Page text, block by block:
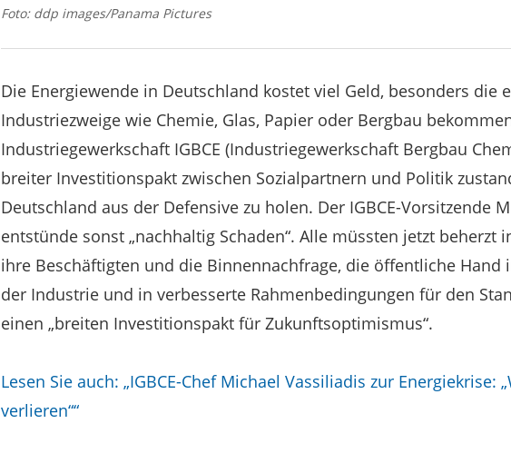
Foto: ddp images/Panama Pictures
Die Energiewende in Deutschland kostet viel Geld, besonders die
Industriezweige wie Chemie, Glas, Papier oder Bergbau
Industriegewerkschaft IGBCE (Industriegewerkschaft Bergbau
breiter Investitionspakt zwischen Sozialpartnern und Politik
Deutschland aus der Defensive zu holen. Der IGBCE-Vorsitzende
entstünde sonst „nachhaltig Schaden“. Alle müssten jetzt beherzt
ihre Beschäftigten und die Binnennachfrage, die öffentliche Hand
der Industrie und in verbesserte Rahmenbedingungen für den
einen „breiten Investitionspakt für Zukunftsoptimismus“.
Lesen Sie auch: „IGBCE-Chef Michael Vassiliadis zur Energiekrise:
verlieren““